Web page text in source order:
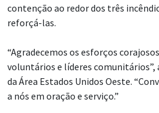
contenção ao redor dos três
reforçá-las.
“Agradecemos os esforços
voluntários e líderes comunitários”,
da Área Estados Unidos Oeste.
a nós em oração e serviço.”